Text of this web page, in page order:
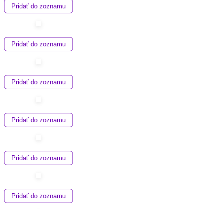
Pridať do zoznamu
Pridať do zoznamu
Pridať do zoznamu
Pridať do zoznamu
Pridať do zoznamu
Pridať do zoznamu